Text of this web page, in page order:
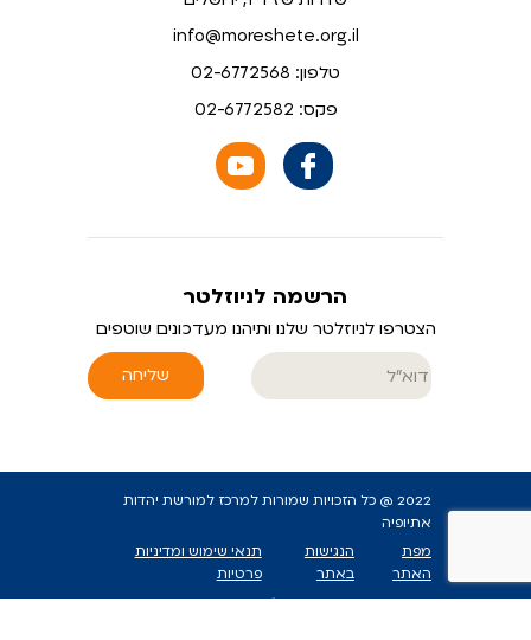
info@moreshete.org.il
טלפון: 02-6772568
פקס: 02-6772582
הרשמה לניוזלטר
הצטרפו לניוזלטר שלנו ותיהנו מעדכונים שוטפים
שליחה
2022 @ כל הזכויות שמורות למרכז למורשת יהדות
אתיופיה
מפת
האתר
הנגישות
באתר
תנאי שימוש ומדיניות
פרטיות